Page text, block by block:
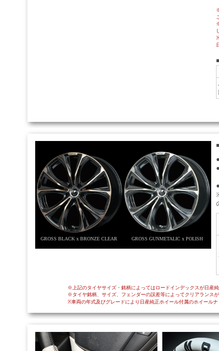
GROSS BLACK x BRONZE CLEAR GROSS GUNMETALIC x POLISH
※上記のタイヤサイズ・銘柄によってはロードインデックスが日産
※タイヤ銘柄、サイズ、フェンダーの誤差等によってクリアランス
※車両の年式及びグレードにより日産純正ホイール付属のホイール